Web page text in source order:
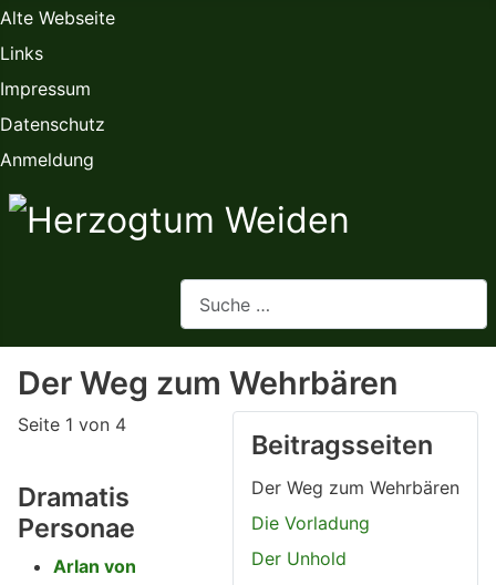
Alte Webseite
Links
Impressum
Datenschutz
Anmeldung
Der Weg zum Wehrbären
Beitragsseiten
Der Weg zum Wehrbären
Die Vorladung
Der Unhold
Seite 1 von 4
Dramatis
Personae
Arlan von